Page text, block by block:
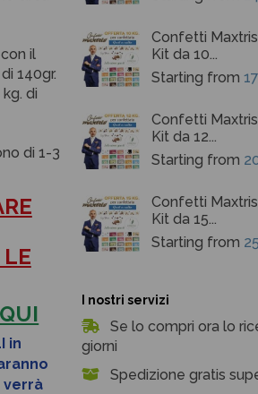
il
140gr.
di
di 1-3
QUI
in
verrà
Confetti
Kit da 10...
Starting from
Confetti
Kit da 12...
Starting from
Confetti
Kit da 15...
Starting from
I nostri servizi
Se lo compri ora lo
giorni
Spedizione gratis